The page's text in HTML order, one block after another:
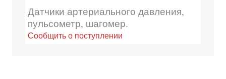
Датчики артериального давления,
пульсометр, шагомер.
Сообщить о поступлении